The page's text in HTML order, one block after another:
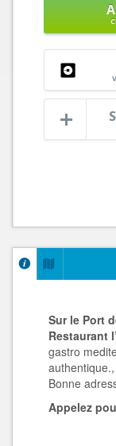
Sur le Port
Restaurant
gastro
Bonne
Appelez